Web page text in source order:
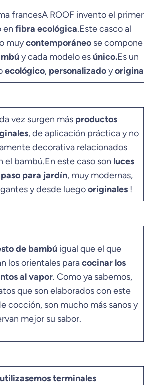
francesA ROOF invento el primer
en fibra ecológica.Este casco al
muycontemporáneo se compone
y cada modelo esúnico.Es un
ecológico, personalizadoyoriginal
vez surgen más productos
, de aplicación práctica y no
decorativa relacionados
el bambú.En este caso son luces
para jardín, muy modernas,
y desde luegooriginales !
de bambú igual que el que
los orientales paracocinar los
al vapor. Como ya sabemos,
que son elaborados con este
cocción, son mucho más sanos y
mejor su sabor.
terminales